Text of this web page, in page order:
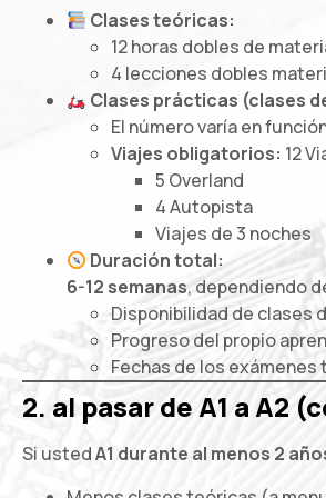
Clases teóricas:
12 horas dobles de
4 lecciones dobles
Clases prácticas (clases
El número varía en
Viajes obligatorios: 12
5 Overland
4 Autopista
Viajes de 3 noches
Duración total:
6-12 semanas, dependiendo
Disponibilidad de clases
Progreso del propio
Fechas de los
2. al pasar de A1 a A2
Si ustedA1 durante al menos 2